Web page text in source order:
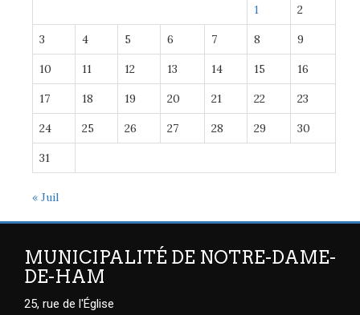
1 2
3 4 5 6 7 8 9
10 11 12 13 14 15 16
17 18 19 20 21 22 23
24 25 26 27 28 29 30
31
« Juil
MUNICIPALITÉ DE NOTRE-DAME-
DE-HAM
25, rue de l'Église